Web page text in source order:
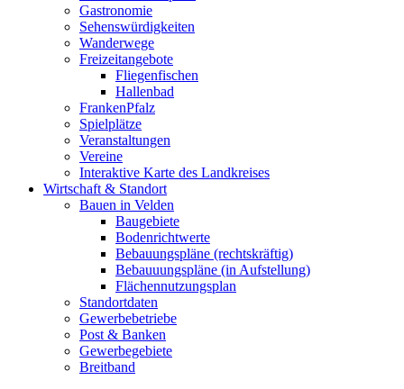
Gastronomie
Sehenswürdigkeiten
Wanderwege
Freizeitangebote
Fliegenfischen
Hallenbad
FrankenPfalz
Spielplätze
Veranstaltungen
Vereine
Interaktive Karte des Landkreises
Wirtschaft & Standort
Bauen in Velden
Baugebiete
Bodenrichtwerte
Bebauungspläne (rechtskräftig)
Bebauuungspläne (in Aufstellung)
Flächennutzungsplan
Standortdaten
Gewerbebetriebe
Post & Banken
Gewerbegebiete
Breitband